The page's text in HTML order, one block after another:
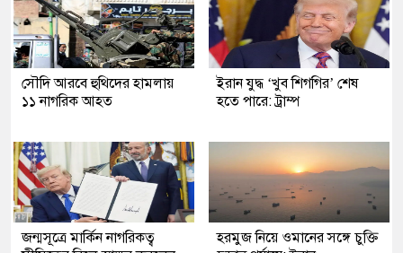
সৌদি আরবে হুথিদের হামলায়
১১ নাগরিক আহত
ইরান যুদ্ধ ‘খুব শিগগির’ শেষ
হতে পারে: ট্রাম্প
জন্মসূত্রে মার্কিন নাগরিকত্ব
হরমুজ নিয়ে ওমানের সঙ্গে চুক্তি